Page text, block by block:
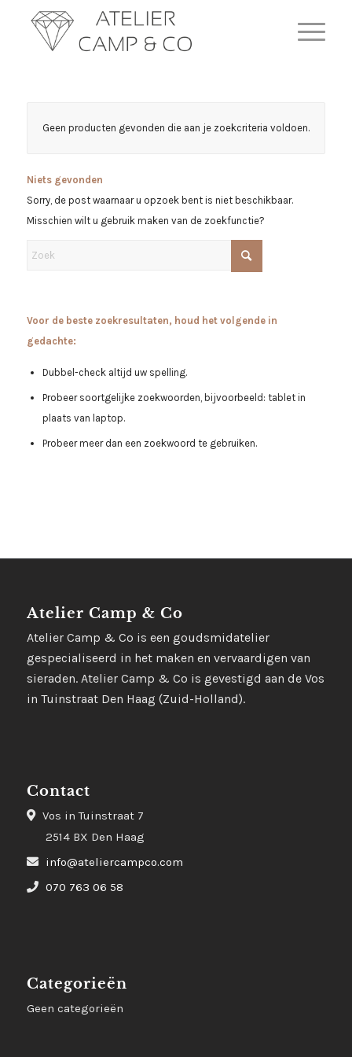
Geen producten gevonden die aan je zoekcriteria voldoen.
Niets gevonden
Sorry, de post waarnaar u opzoek bent is niet beschikbaar.
Misschien wilt u gebruik maken van de zoekfunctie?
Voor de beste zoekresultaten, houd het volgende in
gedachte:
Dubbel-check altijd uw spelling.
Probeer soortgelijke zoekwoorden, bijvoorbeeld: tablet in
plaats van laptop.
Probeer meer dan een zoekwoord te gebruiken.
Atelier Camp & Co
Atelier Camp & Co is een goudsmidatelier
gespecialiseerd in het maken en vervaardigen van
sieraden. Atelier Camp & Co is gevestigd aan de Vos
in Tuinstraat Den Haag (Zuid-Holland).
Contact
Vos in Tuinstraat 7
2514 BX Den Haag
info@ateliercampco.com
070 763 06 58
Categorieën
Geen categorieën